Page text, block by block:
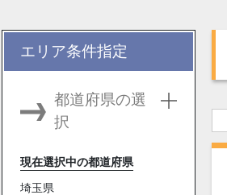
エリア条件指定
都道府県の選
択
現在選択中の都道府県
埼玉県